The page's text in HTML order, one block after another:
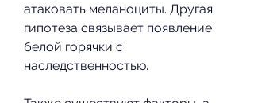
атаковать меланоциты. Другая
гипотеза связывает появление
белой горячки с
наследственностью.